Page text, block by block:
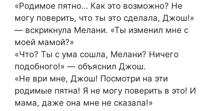
«Родимое пятно… Как это возможно? Не
могу поверить, что ты это сделала, Джош!»
— вскрикнула Мелани. «Ты изменил мне с
моей мамой?»
«Что? Ты с ума сошла, Мелани? Ничего
подобного!» — объяснил Джош.
«Не ври мне, Джош! Посмотри на эти
родимые пятна! Я не могу поверить в это! И
мама, даже она мне не сказала!»